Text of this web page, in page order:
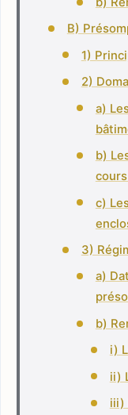
B)
1)
2)
a)
b)
c)
3)
a)
b)
i)
ii)
iii)